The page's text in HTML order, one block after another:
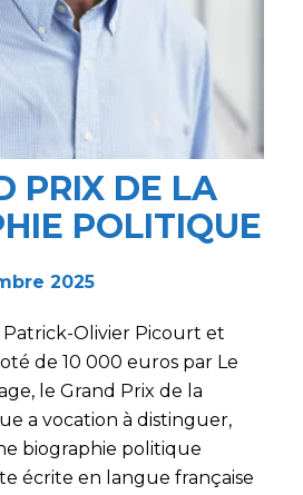
PRIX DE LA
POLITIQUE
2025
Olivier Picourt et
de 10 000 euros par Le
le Grand Prix de la
a vocation à distinguer,
biographie politique
écrite en langue française